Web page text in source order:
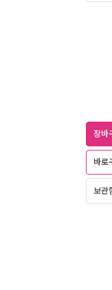
장바
바로
보관